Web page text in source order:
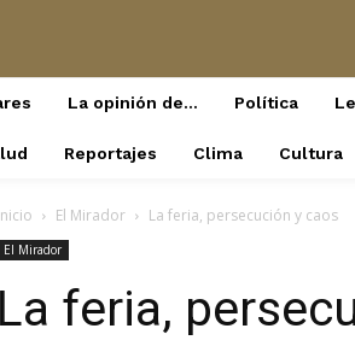
La opinión de… Política
Reportajes Clima Cultura
El Mirador La feria, persecución y caos
El Mirador
La feria,